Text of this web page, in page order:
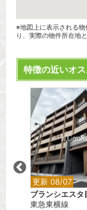
※地図上に表示される
り、実際の物件所在地
特徴の近いオ
更新 08/07
ブランシエスタ
東急東横線